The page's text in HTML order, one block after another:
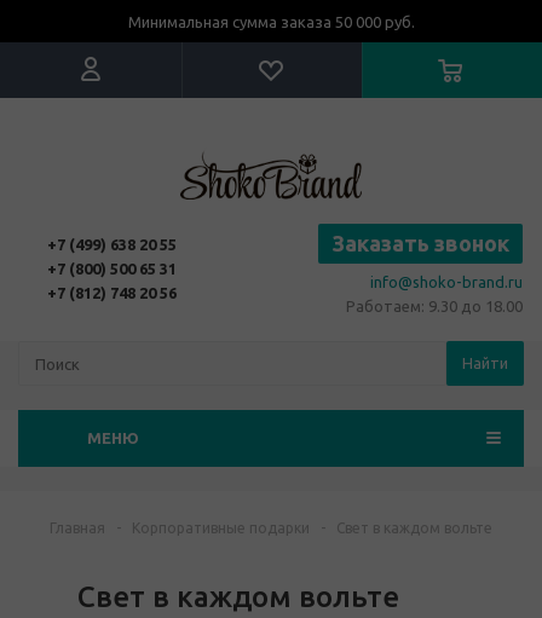
Минимальная сумма заказа 50 000 руб.
+7 (499) 638 20 55
+7 (800) 500 65 31
+7 (812) 748 20 56
Заказать звонок
info@shoko-brand.ru
Работаем: 9.30 до 18.00
Найти
МЕНЮ
Главная - Корпоративные подарки - Свет в каждом вольте
Свет в каждом вольте